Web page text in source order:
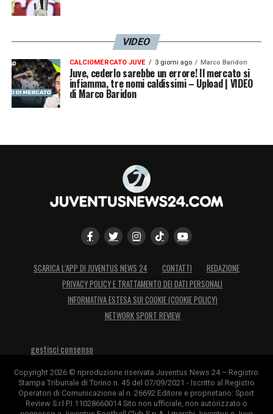
VIDEO
CALCIOMERCATO JUVE 3 giorni ago Marco Baridon
Juve, cederlo sarebbe un errore! Il mercato si
infiamma, tre nomi caldissimi – Upload | VIDEO
di Marco Baridon
SCARICA L’APP DI JUVENTUS NEWS 24 CONTATTI
REDAZIONE
PRIVACY POLICY E TRATTAMENTO DEI DATI PERSONALI
INFORMATIVA ESTESA SUI COOKIE (COOKIE POLICY)
NETWORK SPORT REVIEW
gestisci consenso
Copyright 2026 © riproduzione riservata Juventus News 24 – Registro
Stampa Tribunale di Torino n. 45 del 07/09/2021 - Iscritto al Registro
Operatori di Comunicazione al n. 26692 Editore e proprietario: Sport
Review S.r.l P.I.11028660014 Sito non ufficiale, non autorizzato o